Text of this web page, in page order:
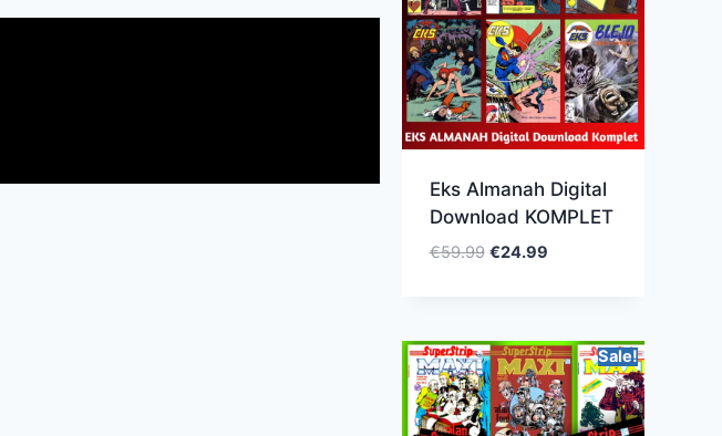
Eks Almanah Digital
Download KOMPLET
€59.99 €24.99
Sale!